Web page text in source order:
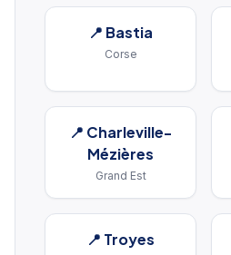
📍 Bastia
Corse
📍 Charleville-
Mézières
Grand Est
📍 Troyes